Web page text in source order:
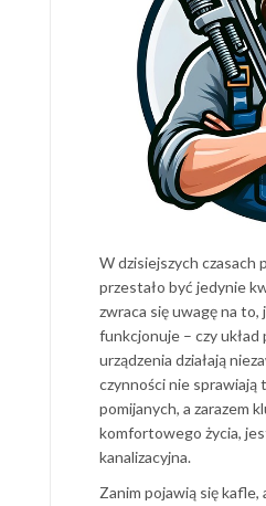
W dzisiejszych
przestało być jedynie
zwraca się uwagę na to,
funkcjonuje – czy
urządzenia działają
czynności nie sprawiają
pomijanych, a zarazem
komfortowego życia,
kanalizacyjna.
Zanim pojawią się kafle,